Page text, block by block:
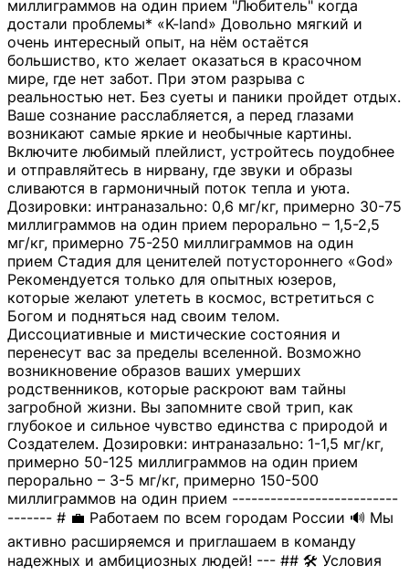
миллиграммов на один прием "Любитель" когда
достали проблемы* «K-land» Довольно мягкий и
очень интересный опыт, на нём остаётся
большиство, кто желает оказаться в красочном
мире, где нет забот. При этом разрыва с
реальностью нет. Без суеты и паники пройдет отдых.
Ваше сознание расслабляется, а перед глазами
возникают самые яркие и необычные картины.
Включите любимый плейлист, устройтесь поудобнее
и отправляйтесь в нирвану, где звуки и образы
сливаются в гармоничный поток тепла и уюта.
Дозировки: интраназально: 0,6 мг/кг, примерно 30-75
миллиграммов на один прием перорально – 1,5-2,5
мг/кг, примерно 75-250 миллиграммов на один
прием Стадия для ценителей потустороннего «God»
Рекомендуется только для опытных юзеров,
которые желают улететь в космос, встретиться с
Богом и подняться над своим телом.
Диссоциативные и мистические состояния и
перенесут вас за пределы вселенной. Возможно
возникновение образов ваших умерших
родственников, которые раскроют вам тайны
загробной жизни. Вы запомните свой трип, как
глубокое и сильное чувство единства с природой и
Создателем. Дозировки: интраназально: 1-1,5 мг/кг,
примерно 50-125 миллиграммов на один прием
перорально – 3-5 мг/кг, примерно 150-500
миллиграммов на один прием --------------------------
------- # 💼 Работаем по всем городам России 🔊 Мы
активно расширяемся и приглашаем в команду
надежных и амбициозных людей! --- ## 🛠 Условия